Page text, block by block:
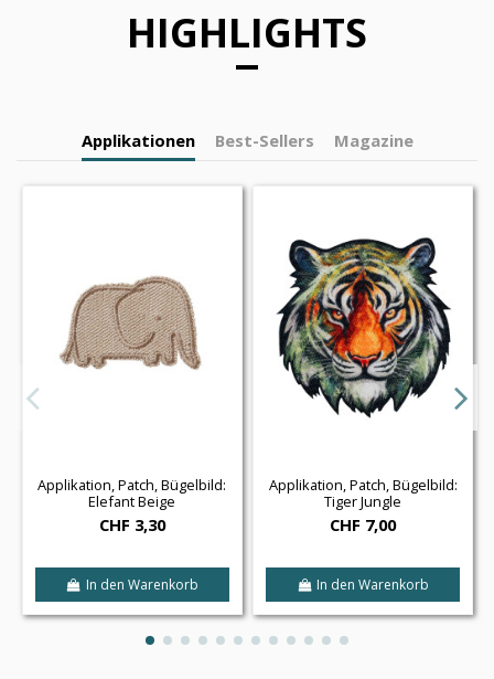
HIGHLIGHTS
Applikationen Best-Sellers Magazine
Applikation, Patch, Bügelbild:
Elefant Beige
CHF 3,30
In den Warenkorb
Applikation, Patch, Bügelbild:
Tiger Jungle
CHF 7,00
In den Warenkorb